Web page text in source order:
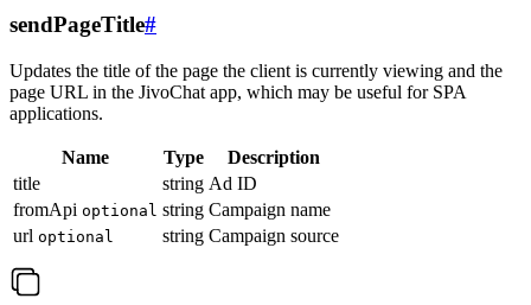
sendPageTitle#
Updates the title of the page the client is currently viewing and the
page URL in the JivoChat app, which may be useful for SPA
applications.
Name Type
Description
title
string Ad ID
fromApi optional string Campaign name
url optional string Campaign source